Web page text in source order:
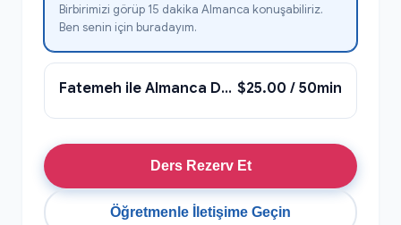
Birbirimizi görüp 15 dakika Almanca konuşabiliriz.
Ben senin için buradayım.
Fatemeh ile Almanca Dersi $25.00 / 50min
Ders Rezerv Et
Öğretmenle İletişime Geçin